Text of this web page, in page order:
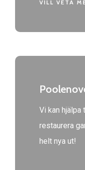
VILL VETA
Vi kan hjälpa
restaurera
helt nya ut!